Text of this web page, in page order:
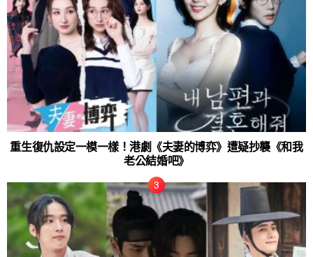
重生復仇設定一模一樣！港劇《夫妻的博弈》遭疑抄襲《和我
老公結婚吧》